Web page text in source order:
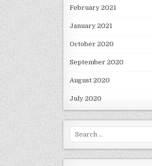
February 2021
January 2021
October 2020
September 2020
August 2020
July 2020
Search for: